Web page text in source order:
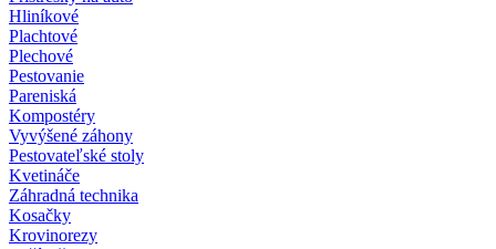
Hliníkové
Plachtové
Plechové
Pestovanie
Pareniská
Kompostéry
Vyvýšené záhony
Pestovateľské stoly
Kvetináče
Záhradná technika
Kosačky
Krovinorezy